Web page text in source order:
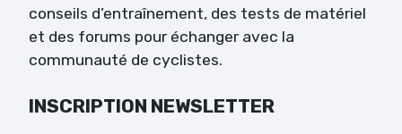
conseils d’entraînement, des tests de matériel
et des forums pour échanger avec la
communauté de cyclistes.
INSCRIPTION NEWSLETTER